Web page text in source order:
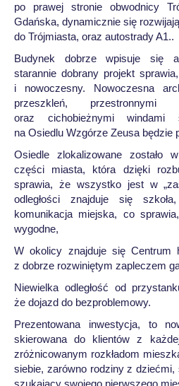
po prawej stronie obwodnicy
Gdańska, dynamicznie się
do Trójmiasta, oraz autostrady A1..
Budynek dobrze wpisuje się
starannie dobrany projekt
i nowoczesny. Nowoczesna
przeszkleń, przestronnymi
oraz cichobieżnymi windami
na Osiedlu Wzgórze Zeusa będzie
Osiedle zlokalizowane zostało
części miasta, która dzięki
sprawia, że wszystko jest w
odległości znajduje się
komunikacja miejska, co
wygodne,
W okolicy znajduje się Centrum
z dobrze rozwiniętym zapleczem
Niewielka odległość od
że dojazd do bezproblemowy.
Prezentowana inwestycja, to
skierowana do klientów z
zróżnicowanym rozkładom
siebie, zarówno rodziny z dziećmi,
szukający swojego pierwszego